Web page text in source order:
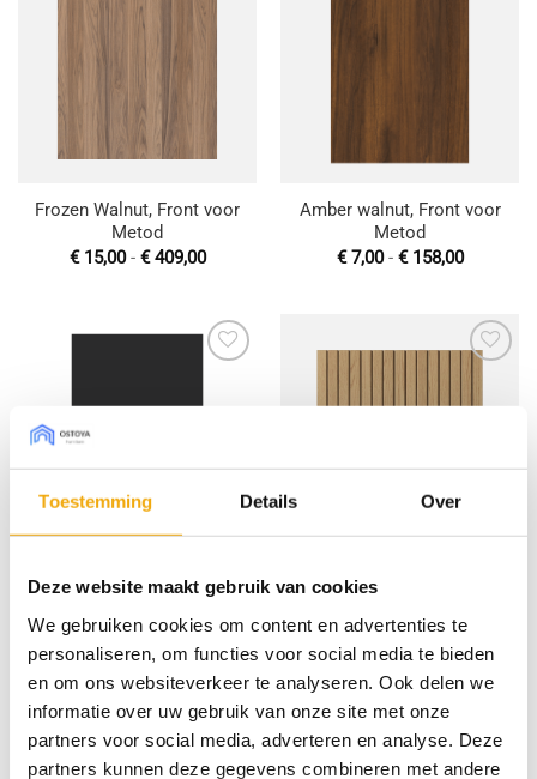
Toestemming Details Over
Deze website maakt gebruik van cookies
We gebruiken cookies om content en advertenties te
personaliseren, om functies voor social media te bieden
en om ons websiteverkeer te analyseren. Ook delen we
informatie over uw gebruik van onze site met onze
partners voor social media, adverteren en analyse. Deze
partners kunnen deze gegevens combineren met andere
Toevoegen
aan
Frozen Walnut, Front voor
Metod
€15,00 - €409,00Prijsklasse:
Amber walnut, Front voor
Metod
€7,00 - €158,00
Sense diepmat zwart,
Front voor Metod
€9,00 - € 225,00Prijsklasse:
€ 9,00
tot
€ 225,00
Breslau 50 blanke lak,
€ 14,66 - €389,17
€ 14,66
tot
€ 389,17
Toevoegen
aan
Toevoegen
aan